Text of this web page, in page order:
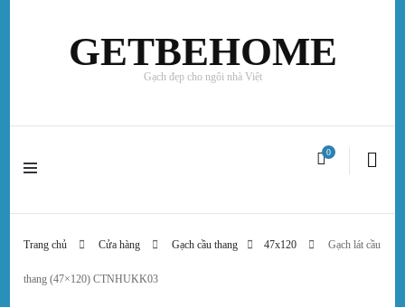
GETBEHOME
Gạch đẹp cho ngôi nhà Việt
0
Trang chủ Cửa hàng Gạch cầu thang 47x120 Gạch lát cầu
thang (47×120) CTNHUKK03